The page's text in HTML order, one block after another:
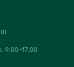
9:00–17:00